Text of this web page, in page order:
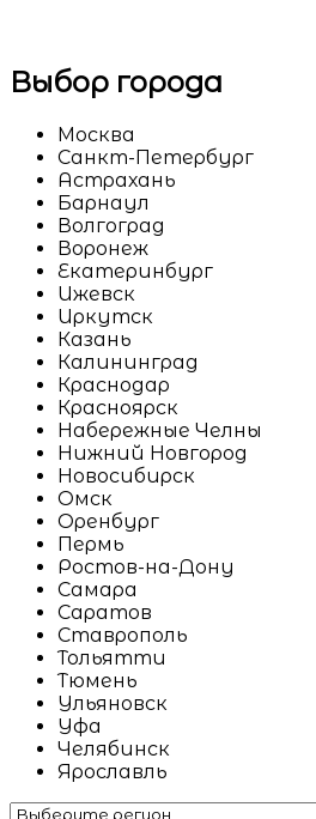
Выбор города
Москва
Санкт-Петербург
Астрахань
Барнаул
Волгоград
Воронеж
Екатеринбург
Ижевск
Иркутск
Казань
Калининград
Краснодар
Красноярск
Набережные Челны
Нижний Новгород
Новосибирск
Омск
Оренбург
Пермь
Ростов-на-Дону
Самара
Саратов
Ставрополь
Тольятти
Тюмень
Ульяновск
Уфа
Челябинск
Ярославль